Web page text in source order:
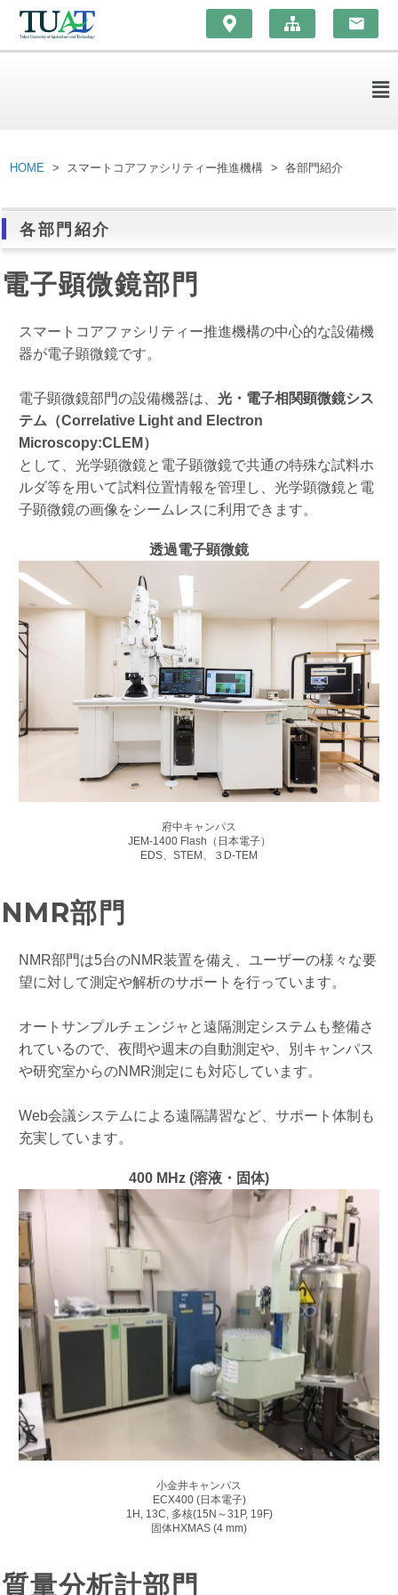
HOME スマートコアファシリティー推進機構 各部門紹介
各部門紹介
電子顕微鏡部門
スマートコアファシリティー推進機構の中心的な設備機
器が電子顕微鏡です。
電子顕微鏡部門の設備機器は、 光・電子相関顕微鏡シス
テム（Correlative Light and Electron
Microscopy:CLEM）
として、光学顕微鏡と電子顕微鏡で共通の特殊な試料ホ
ルダ等を用いて試料位置情報を管理し、光学顕微鏡と電
子顕微鏡の画像をシームレスに利用できます。
透過電子顕微鏡
府中キャンパス
JEM-1400 Flash（日本電子）
EDS、STEM、３D-TEM
NMR部門
NMR部門は5台のNMR装置を備え、ユーザーの様々な要
望に対して測定や解析のサポートを行っています。
オートサンプルチェンジャと遠隔測定システムも整備さ
れているので、夜間や週末の自動測定や、別キャンパス
や研究室からのNMR測定にも対応しています。
Web会議システムによる遠隔講習など、サポート体制も
充実しています。
400 MHz (溶液・固体)
小金井キャンパス
ECX400 (日本電子)
1H, 13C, 多核(15N～31P, 19F)
固体HXMAS (4 mm)
質量分析計部門